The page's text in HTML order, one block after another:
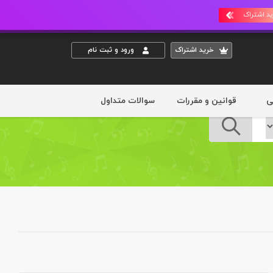
اشتراک
خريد اشتراک ورود و ثبت نام
قوانین و مقررات سوالات متداول